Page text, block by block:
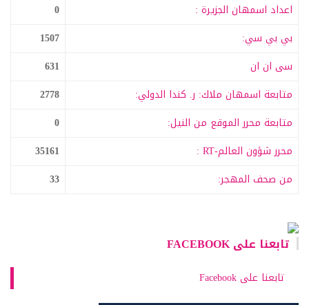
اعداد اسمهان الجزيرة :
0
بي بي سي:
1507
سى ان ان
631
متابعة اسمهان ملاك: ر. كندا الدولي:
2778
متابعة محرر الموقع من النيل:
0
محرر شؤون العالم-RT :
35161
من صحف المهجر:
33
تابعنا على FACEBOOK
تابعنا على Facebook